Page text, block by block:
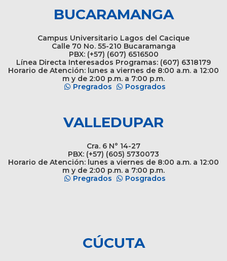
BUCARAMANGA
Campus Universitario Lagos del Cacique
Calle 70 No. 55-210 Bucaramanga
PBX: (+57) (607) 6516500
Línea Directa Interesados Programas: (607) 6318179
Horario de Atención: lunes a viernes de 8:00 a.m. a 12:00
m y de 2:00 p.m. a 7:00 p.m.
Pregrados
Posgrados
VALLEDUPAR
Cra. 6 N° 14-27
PBX: (+57) (605) 5730073
Horario de Atención: lunes a viernes de 8:00 a.m. a 12:00
m y de 2:00 p.m. a 7:00 p.m.
Pregrados
Posgrados
CÚCUTA